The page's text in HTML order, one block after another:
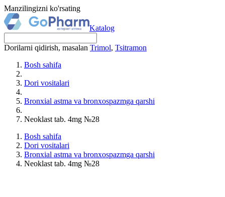
Manzilingizni ko'rsating
Katalog
Dorilarni qidirish, masalan Trimol, Tsitramon
Bosh sahifa
Dori vositalari
Bronxial astma va bronxospazmga qarshi
Neoklast tab. 4mg №28
Bosh sahifa
Dori vositalari
Bronxial astma va bronxospazmga qarshi
Neoklast tab. 4mg №28